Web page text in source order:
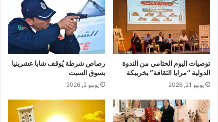
توصيات اليوم الختامي من الندوة
الدولية “مرايا الثقافة” بخريبكة
يونيو 21, 2026
رصاص شرطة يُوقف شابا عشرينيا
بسوق السبت
يونيو 2, 2026